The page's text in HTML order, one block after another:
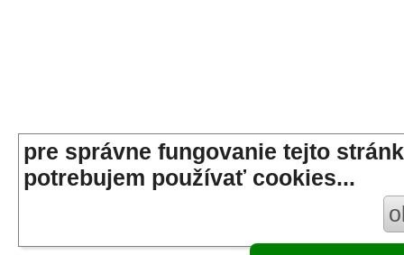
pre správne fungovanie tejto
potrebujem používať cookies...